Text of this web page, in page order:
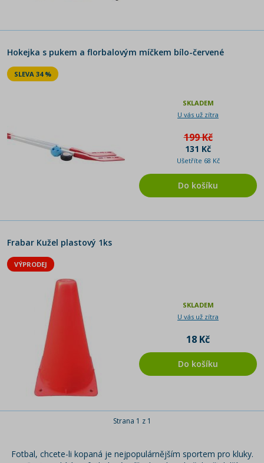
Hokejka s pukem a florbalovým míčkem bílo-červené
SLEVA 34 %
SKLADEM
U vás už zítra
199 Kč
131 Kč
Ušetříte 68 Kč
Do košíku
Frabar Kužel plastový 1ks
VÝPRODEJ
SKLADEM
U vás už zítra
18 Kč
Do košíku
Strana 1 z 1
Fotbal, chcete-li kopaná je nejpopulárnějším sportem pro kluky.